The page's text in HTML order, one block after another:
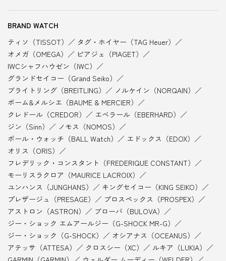
BRAND WATCH
ティソ（TISSOT）
タグ・ホイヤー（TAG Heuer）
オメガ（OMEGA）
ピアジェ（PIAGET）
IWCシャフハウゼン（IWC）
グランドセイコー（Grand Seiko）
ブライトリング（BREITLING）
ノルケイン（NORQAIN）
ボーム&メルシエ（BAUME & MERCIER）
クレドール（CREDOR）
エベラール（EBERHARD）
ジン（Sinn）
ノモス（NOMOS）
ボール・ウォッチ（BALL Watch）
エドックス（EDOX）
オリス（ORIS）
フレデリック・コンスタント（FREDERIQUE CONSTANT）
モーリスラクロア（MAURICE LACROIX）
ユンハンス（JUNGHANS）
キングセイコー（KING SEIKO）
プレザージュ（PRESAGE）
プロスペックス（PROSPEX）
アストロン（ASTRON）
ブローバ（BULOVA）
ジー・ショック エムアールジー（G-SHOCK MR-G）
ジー・ショック（G-SHOCK）
オシアナス（OCEANUS）
アテッサ（ATTESA）
クロスシー（XC）
ルキア（LUKIA）